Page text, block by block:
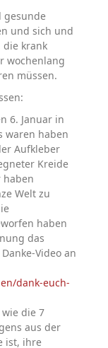
gesunde
und sich und
die krank
wochenlang
müssen.
6. Januar in
waren haben
Aufkleber
Kreide
haben
Welt zu
haben
das
Video an
dank-euch-
die 7
aus der
ist, ihre